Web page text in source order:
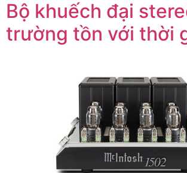
Bộ khuếch đại
trường tồn với thời